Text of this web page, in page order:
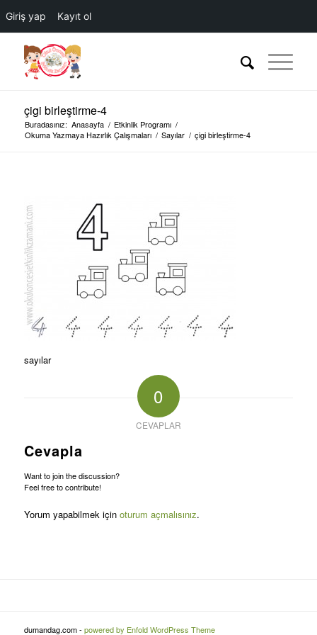
Giriş yap Kayıt ol
çigi birleştirme-4
Buradasınız: Anasayfa / Etkinlik Programı /
Okuma Yazmaya Hazırlık Çalışmaları / Sayılar / çigi birleştirme-4
sayılar
0
CEVAPLAR
Cevapla
Want to join the discussion?
Feel free to contribute!
Yorum yapabilmek için oturum açmalısınız.
dumandag.com - powered by Enfold WordPress Theme